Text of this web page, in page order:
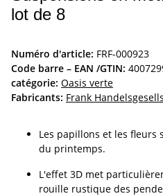
lot de 8
Numéro d'article: FRF-000923
Code barre – EAN /GTIN:
catégorie: Oasis verte
Fabricants: Frank
Les papillons et les fleurs
du printemps.
L'effet 3D met
rouille rustique des